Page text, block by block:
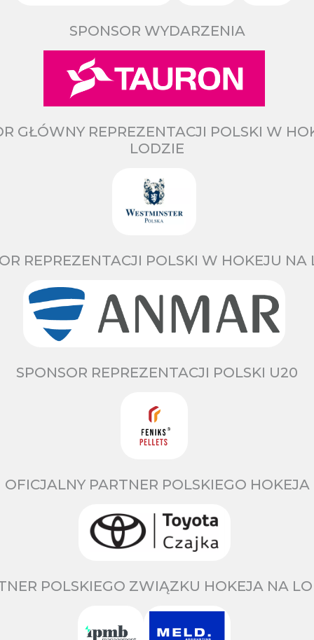
SPONSOR WYDARZENIA
GŁÓWNY REPREZENTACJI POLSKI W
LODZIE
REPREZENTACJI POLSKI W HOKEJU NA
SPONSOR REPREZENTACJI POLSKI U20
OFICJALNY PARTNER POLSKIEGO HOKEJA
POLSKIEGO ZWIĄZKU HOKEJA NA